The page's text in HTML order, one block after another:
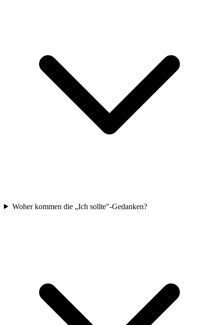
Woher kommen die „Ich sollte"-Gedanken?